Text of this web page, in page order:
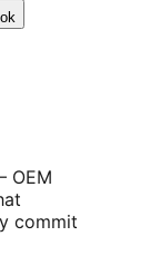
OEM
commit